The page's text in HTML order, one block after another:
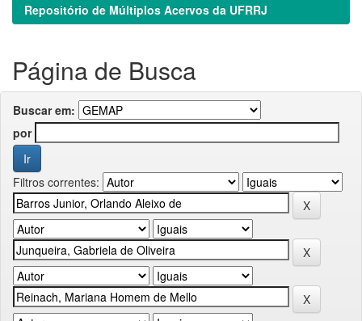
Repositório de Múltiplos Acervos da UFRRJ
Página de Busca
Buscar em:
por
Filtros correntes: